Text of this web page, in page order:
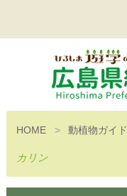
HOME 動植物ガイド
カリン